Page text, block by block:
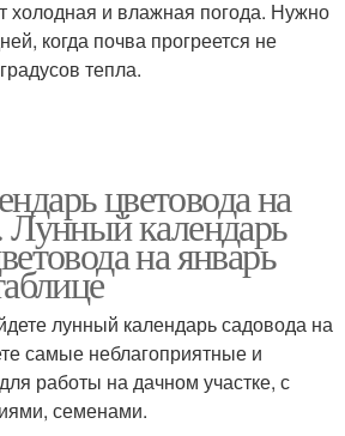
холодная и влажная погода. Нужно
когда почва прогреется не
тепла.
цветовода на
Лунный календарь
на январь
лунный календарь садовода на
самые неблагоприятные и
работы на дачном участке, с
семенами.